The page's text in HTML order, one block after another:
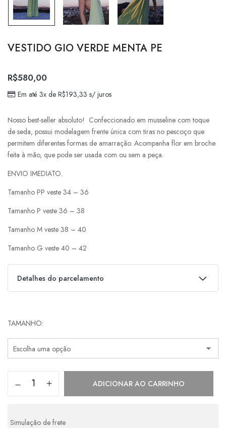
VESTIDO GIO VERDE MENTA PE
R$580,00
Em até 3x de R$193,33 s/ juros
Nosso best-seller absoluto! Confeccionado em musseline com toque
de seda, possui modelagem frente única com tiras no pescoço que
permitem diferentes formas de amarração. Acompanha flor em broche
feita à mão, que pode ser usada com ou sem a peça.
ENVIO IMEDIATO.
Tamanho PP veste 34 – 36
Tamanho P veste 36 – 38
Tamanho M veste 38 – 40
Tamanho G veste 40 – 42
Detalhes do parcelamento
2x deR$290,00s/ juros R$580,00
3x de
158,28com juros R$633,12
TAMANHO
ADICIONAR AO CARRINHO
Simulação de frete